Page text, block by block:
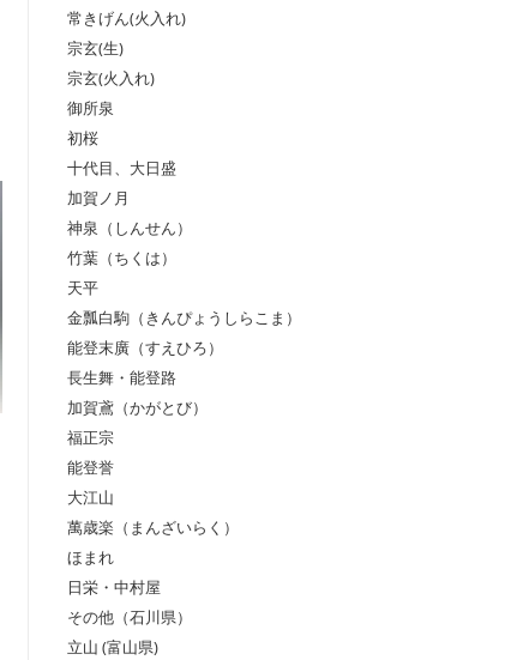
常きげん(火入れ)
宗玄(生)
宗玄(火入れ)
御所泉
初桜
十代目、大日盛
加賀ノ月
神泉（しんせん）
竹葉（ちくは）
天平
金瓢白駒（きんぴょうしらこま）
能登末廣（すえひろ）
長生舞・能登路
加賀鳶（かがとび）
福正宗
能登誉
大江山
萬歳楽（まんざいらく）
ほまれ
日栄・中村屋
その他（石川県）
立山 (富山県)